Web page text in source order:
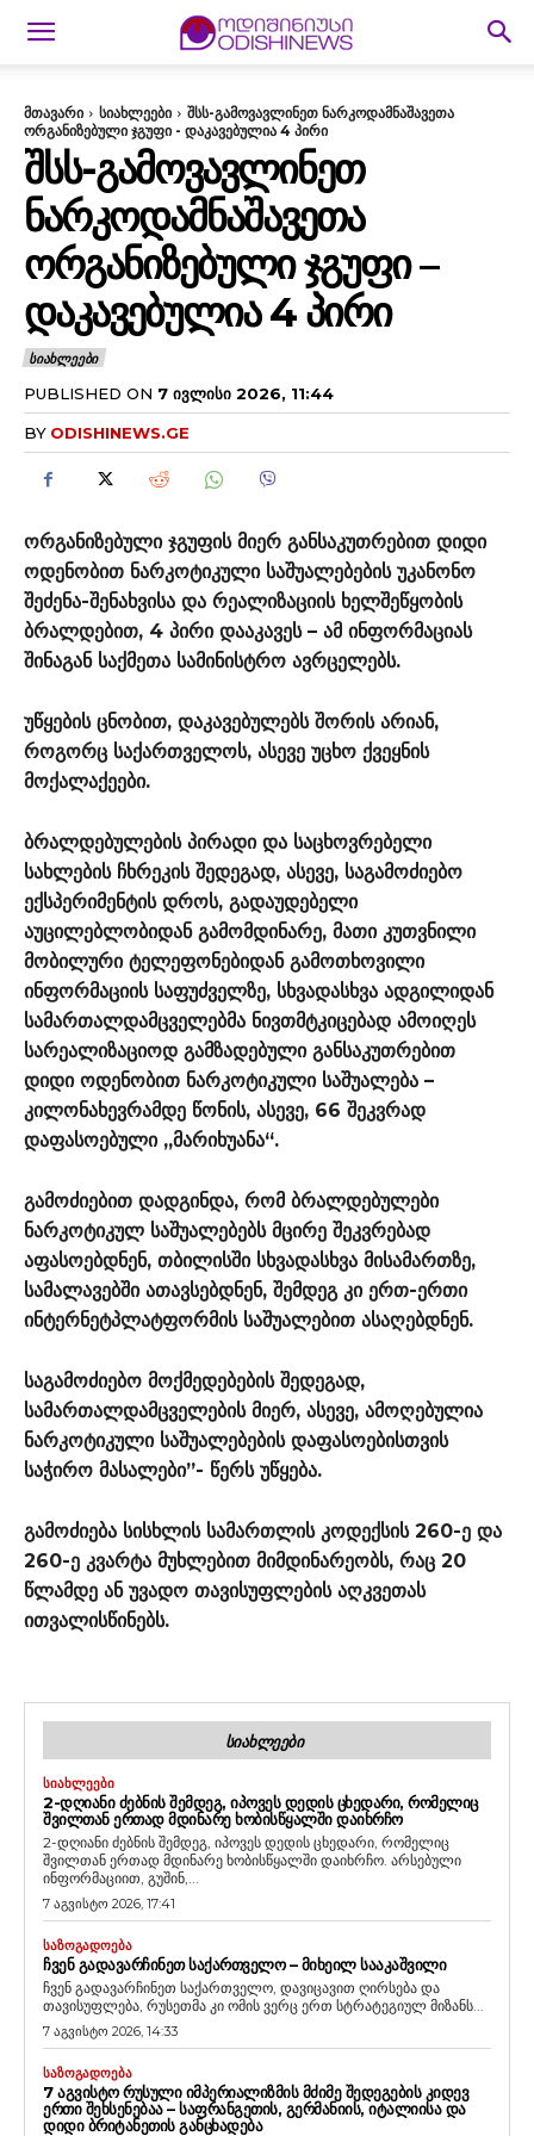
მთავარი სიახლეები
შსს-გამოვავლინეთ ნარკოდამნაშავეთა
ორგანიზებული ჯგუფი - დაკავებულია 4 პირი
ᲨᲡᲡ-ᲒᲐᲛᲝᲕᲐᲕᲚᲘᲜᲔᲗ
ᲜᲐᲠᲙᲝᲓᲐᲛᲜᲐᲨᲐᲕᲔᲗᲐ
ᲝᲠᲒᲐᲜᲘᲖᲔᲑᲣᲚᲘ ᲯᲒᲣᲤᲘ –
ᲓᲐᲙᲐᲕᲔᲑᲣᲚᲘᲐ 4 ᲞᲘᲠᲘ
ᲡᲘᲐᲮᲚᲔᲔᲑᲘ
PUBLISHED ON 7 ᲘᲕᲚᲘᲡᲘ 2026, 11:44
BY ODISHINEWS.GE
ორგანიზებული ჯგუფის მიერ განსაკუთრებით დიდი
ოდენობით ნარკოტიკული საშუალებების უკანონო
შეძენა-შენახვისა და რეალიზაციის ხელშეწყობის
ბრალდებით, 4 პირი დააკავეს – ამ ინფორმაციას
შინაგან საქმეთა სამინისტრო ავრცელებს.
უწყების ცნობით, დაკავებულებს შორის არიან,
როგორც საქართველოს, ასევე უცხო ქვეყნის
მოქალაქეები.
ბრალდებულების პირადი და საცხოვრებელი
სახლების ჩხრეკის შედეგად, ასევე, საგამოძიებო
ექსპერიმენტის დროს, გადაუდებელი
აუცილებლობიდან გამომდინარე, მათი კუთვნილი
მობილური ტელეფონებიდან გამოთხოვილი
ინფორმაციის საფუძველზე, სხვადასხვა ადგილიდან
სამართალდამცველებმა ნივთმტკიცებად ამოიღეს
სარეალიზაციოდ გამზადებული განსაკუთრებით
დიდი ოდენობით ნარკოტიკული საშუალება –
კილონახევრამდე წონის, ასევე, 66 შეკვრად
დაფასოებული „მარიხუანა“.
გამოძიებით დადგინდა, რომ ბრალდებულები
ნარკოტიკულ საშუალებებს მცირე შეკვრებად
აფასოებდნენ, თბილისში სხვადასხვა მისამართზე,
სამალავებში ათავსებდნენ, შემდეგ კი ერთ-ერთი
ინტერნეტპლატფორმის საშუალებით ასაღებდნენ.
საგამოძიებო მოქმედებების შედეგად,
სამართალდამცველების მიერ, ასევე, ამოღებულია
ნარკოტიკული საშუალებების დაფასოებისთვის
საჭირო მასალები”- წერს უწყება.
გამოძიება სისხლის სამართლის კოდექსის 260-ე და
260-ე კვარტა მუხლებით მიმდინარეობს, რაც 20
წლამდე ან უვადო თავისუფლების აღკვეთას
ითვალისწინებს.
ᲡᲘᲐᲮᲚᲔᲔᲑᲘ
ᲡᲘᲐᲮᲚᲔᲔᲑᲘ
2-ᲓᲦᲘᲐᲜᲘ ᲫᲔᲑᲜᲘᲡ ᲨᲔᲛᲓᲔᲒ, ᲘᲞᲝᲕᲔᲡ ᲓᲔᲓᲘᲡ ᲪᲮᲔᲓᲐᲠᲘ, ᲠᲝᲛᲔᲚᲘᲪ
ᲨᲕᲘᲚᲗᲐᲜ ᲔᲠᲗᲐᲓ ᲛᲓᲘᲜᲐᲠᲔ ᲮᲝᲑᲘᲡᲬᲧᲐᲚᲨᲘ ᲓᲐᲘᲮᲠᲩᲝ
2-დღიანი ძებნის შემდეგ, იპოვეს დედის ცხედარი, რომელიც
შვილთან ერთად მდინარე ხობისწყალში დაიხრჩო. არსებული
ინფორმაციით, გუშინ,...
7 აგვისტო 2026, 17:41
ᲡᲐᲖᲝᲒᲐᲓᲝᲔᲑᲐ
ᲩᲕᲔᲜ ᲒᲐᲓᲐᲕᲐᲠᲩᲘᲜᲔᲗ ᲡᲐᲥᲐᲠᲗᲕᲔᲚᲝ – ᲛᲘᲮᲔᲘᲚ ᲡᲐᲐᲙᲐᲨᲕᲘᲚᲘ
ჩვენ გადავარჩინეთ საქართველო, დავიცავით ღირსება და
თავისუფლება, რუსეთმა კი ომის ვერც ერთ სტრატეგიულ მიზანს...
7 აგვისტო 2026, 14:33
ᲡᲐᲖᲝᲒᲐᲓᲝᲔᲑᲐ
7 ᲐᲒᲕᲘᲡᲢᲝ ᲠᲣᲡᲣᲚᲘ ᲘᲛᲞᲔᲠᲘᲐᲚᲘᲖᲛᲘᲡ ᲛᲫᲘᲛᲔ ᲨᲔᲓᲔᲒᲔᲑᲘᲡ ᲙᲘᲓᲔᲕ
ᲔᲠᲗᲘ ᲨᲔᲮᲡᲔᲜᲔᲑᲐᲐ – ᲡᲐᲤᲠᲐᲜᲒᲔᲗᲘᲡ, ᲒᲔᲠᲛᲐᲜᲘᲘᲡ, ᲘᲢᲐᲚᲘᲘᲡᲐ ᲓᲐ
ᲓᲘᲓᲘ ᲑᲠᲘᲢᲐᲜᲔᲗᲘᲡ ᲒᲐᲜᲪᲮᲐᲓᲔᲑᲐ